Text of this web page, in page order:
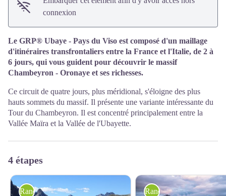
connexion
Le GRP® Ubaye - Pays du Viso est composé d'un maillage
d'itinéraires transfrontaliers entre la France et l'Italie, de 2 à
6 jours, qui vous guident pour découvrir le massif
Chambeyron - Oronaye et ses richesses.
Ce circuit de quatre jours, plus méridional, s'éloigne des plus
hauts sommets du massif. Il présente une variante intéressante du
Tour du Chambeyron. Il est concentré principalement entre la
Vallée Maïra et la Vallée de l'Ubayette.
4 étapes
Randonnée itinérante Randonnée itinérante